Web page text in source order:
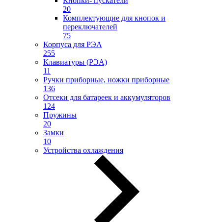
20
Комплектующие для кнопок и
переключателей
75
Корпуса для РЭА
255
Клавиатуры (РЭА)
11
Ручки приборные, ножки приборные
136
Отсеки для батареек и аккумуляторов
124
Пружины
20
Замки
10
Устройства охлаждения